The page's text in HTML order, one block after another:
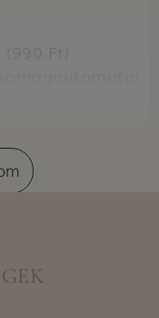
(nem
(399 Ft)
(regisztrált